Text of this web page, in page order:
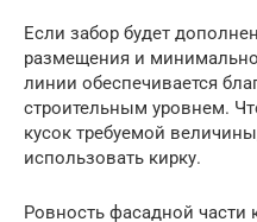
Если забор будет
размещения и
линии обеспечивается
строительным уровнем.
кусок требуемой
использовать кирку.
Ровность фасадной